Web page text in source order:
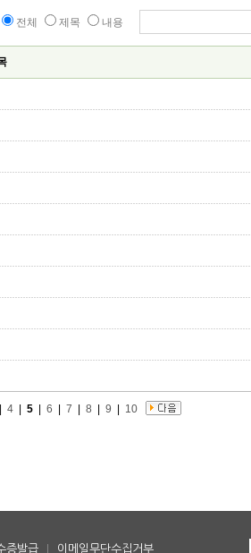
전체 제목 내용
4 5 6 7 8 9 10
증발급 이메일무단수집거부